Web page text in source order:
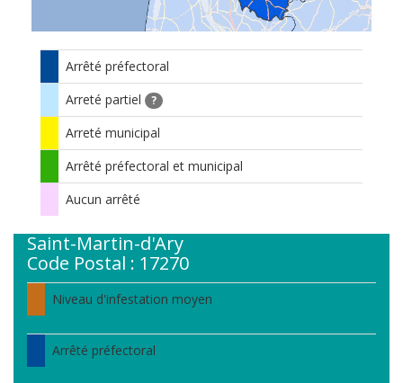
Arrêté préfectoral
Arreté partiel
?
Arreté municipal
Arrêté préfectoral et municipal
Aucun arrêté
Saint-Martin-d'Ary
Code Postal : 17270
Niveau d'infestation moyen
Arrêté préfectoral